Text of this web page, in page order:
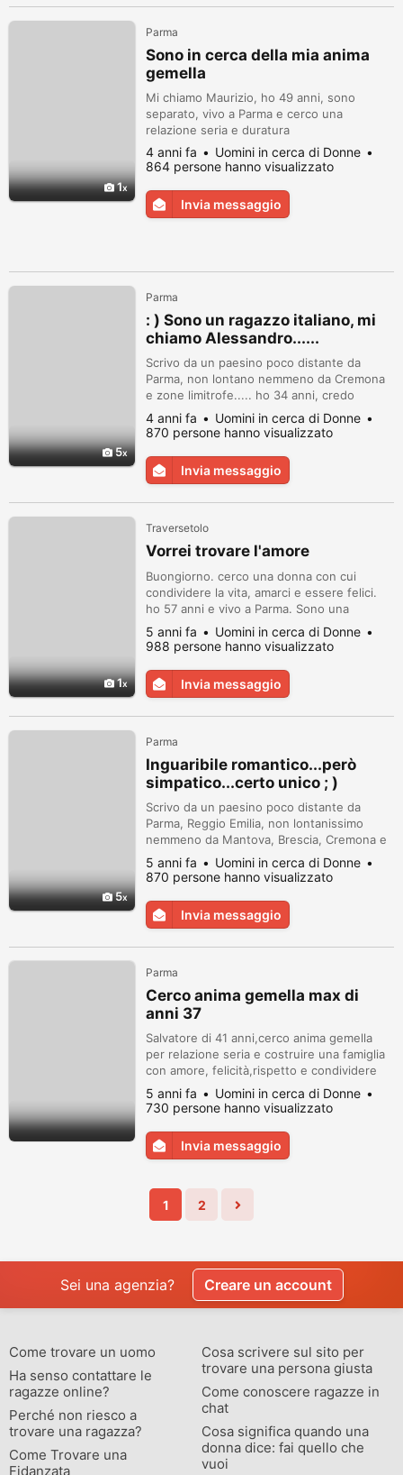
1
Parma
Sono in cerca della mia anima
gemella
Mi chiamo Maurizio, ho 49 anni, sono
separato, vivo a Parma e cerco una
relazione seria e duratura
4 anni fa
Uomini in cerca di Donne
864 persone hanno visualizzato
Invia messaggio
5
Parma
: ) Sono un ragazzo italiano, mi
chiamo Alessandro......
Scrivo da un paesino poco distante da
Parma, non lontano nemmeno da Cremona
e zone limitrofe..... ho 34 anni, credo
comunque in generale che non sia l'etá la
cosa piú importante, ció che conta davvero
è stare bene insieme...in poche righe non
riesco a dirti tutto di me, ma ce la metterò
tutta! ;)...mi ritengo un ragazzo concreto,
4 anni fa
Uomini in cerca di Donne
870 persone hanno visualizzato
Invia messaggio
1
Traversetolo
Vorrei trovare l'amore
Buongiorno. cerco una donna con cui
condividere la vita, amarci e essere felici.
ho 57 anni e vivo a Parma. Sono una
persona sincera romantica e passionale.
3493804398
5 anni fa
Uomini in cerca di Donne
988 persone hanno visualizzato
Invia messaggio
5
Parma
Inguaribile romantico...però
simpatico...certo unico ; )
Scrivo da un paesino poco distante da
Parma, Reggio Emilia, non lontanissimo
nemmeno da Mantova, Brescia, Cremona e
province, città limitrofe....ho 34 anni, credo
comunque in "generale"... che non sia l'etá
la cosa piú importante, ció che conta
davvero è stare bene insieme...in poche
righe non riesco a dirti tutto di me, ma ce la
5 anni fa
Uomini in cerca di Donne
870 persone hanno visualizzato
Invia messaggio
Parma
Cerco anima gemella max di
anni 37
Salvatore di 41 anni,cerco anima gemella
per relazione seria e costruire una famiglia
con amore, felicità,rispetto e condividere
tante cose. Contattarmi su whatsApp
3453532917.
5 anni fa
Uomini in cerca di Donne
730 persone hanno visualizzato
Invia messaggio
1 2
Sei una agenzia? Creare un account
Come trovare un uomo
Ha senso contattare le
ragazze online?
Perché non riesco a
trovare una ragazza?
Come Trovare una
Fidanzata
Cosa scrivere sul sito per
trovare una persona giusta
Come conoscere ragazze in
chat
Cosa significa quando una
donna dice: fai quello che
vuoi